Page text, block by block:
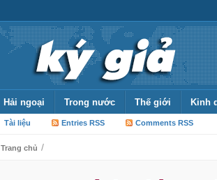
Hải ngoại Trong nước Thế giới Kinh
Tài liệu Entries RSS Comments RSS
Trang chủ /